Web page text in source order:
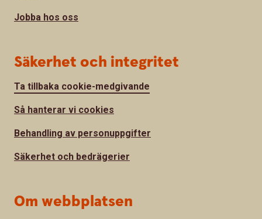
Jobba hos oss
Säkerhet och integritet
Ta tillbaka cookie-medgivande
Så hanterar vi cookies
Behandling av personuppgifter
Säkerhet och bedrägerier
Om webbplatsen